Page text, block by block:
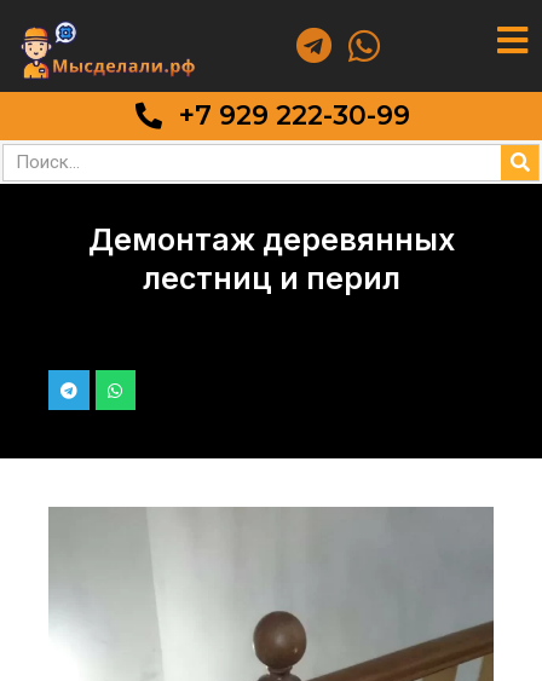
+7 929 222-30-99
Демонтаж деревянных
лестниц и перил